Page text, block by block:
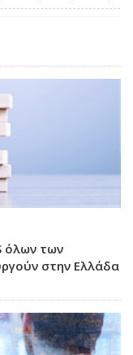
όλων των
στην Ελλάδα